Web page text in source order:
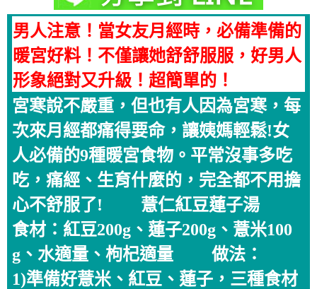
男人注意！當女友月經時，必備準備的
暖宮好料！不僅讓她舒舒服服，好男人
形象絕對又升級！超簡單的！
宮寒說不嚴重，但也有人因為宮寒，每
次來月經都痛得要命，讓姨媽輕鬆!女
人必備的9種暖宮食物。平常沒事多吃
吃，痛經、生育什麼的，完全都不用擔
心不舒服了! 薏仁紅豆蓮子湯
食材：紅豆200g、蓮子200g、薏米100
g、水適量、枸杞適量 做法：
1)準備好薏米、紅豆、蓮子，三種食材